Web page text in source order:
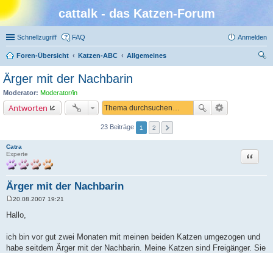
cattalk - das Katzen-Forum
Schnellzugriff FAQ Anmelden
Foren-Übersicht Katzen-ABC
Allgemeines
Ärger mit der Nachbarin
Moderator: Moderator/in
Antworten
23 Beiträge 1 2
Catra
Experte
Ärger mit der Nachbarin
Zitat
e
i
r
a
g
20.08.2007 19:21
Hallo,
ich bin vor gut zwei Monaten mit meinen beiden Katzen umgezogen und
habe seitdem Ärger mit der Nachbarin. Meine Katzen sind Freigänger. Sie